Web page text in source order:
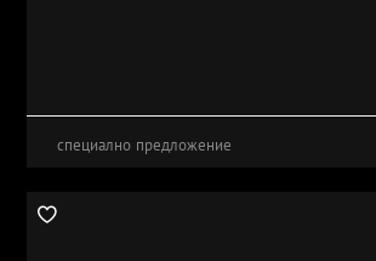
специално предложение